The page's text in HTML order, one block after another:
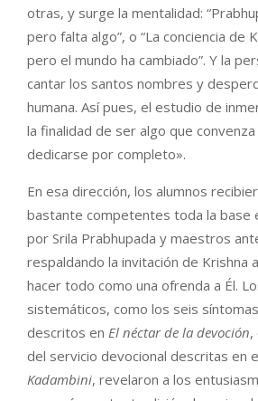
otras, y surge la mentalidad:
pero falta algo”, o “La conciencia de
pero el mundo ha cambiado”. Y la
cantar los santos nombres y
humana. Así pues, el estudio de
la finalidad de ser algo que
dedicarse por completo».
En esa dirección, los alumnos
bastante competentes toda la base
por Srila Prabhupada y maestros
respaldando la invitación de Krishna
hacer todo como una ofrenda a Él.
sistemáticos, como los seis
descritos en El néctar de la devoción,
del servicio devocional descritas en
Kadambini, revelaron a los